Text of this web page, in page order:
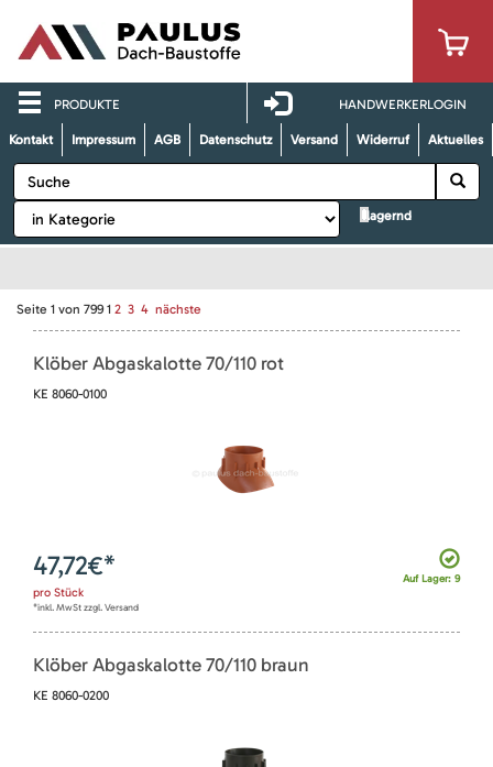
PRODUKTE HANDWERKERLOGIN
Kontakt Impressum AGB Datenschutz Versand Widerruf Aktuelles
lagernd
Seite 1 von 799 1 2 3 4 nächste
Klöber Abgaskalotte 70/110 rot
KE 8060-0100
Auf Lager: 9
47,72€*
pro Stück
*inkl. MwSt zzgl. Versand
Klöber Abgaskalotte 70/110 braun
KE 8060-0200